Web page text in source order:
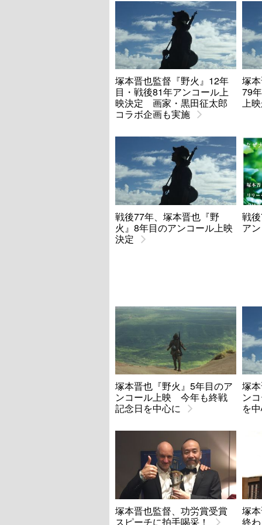
塚本晋也監督『野火』12年
目・戦後81年アンコール上
映決定 画家・黒田征太郎
コラボ企画も実施
塚
79
上
戦後77年、塚本晋也『野
火』8年目のアンコール上映
決定
戦
ア
塚本晋也『野火』5年目のア
ンコール上映 今年も終戦
記念日を中心に
塚
ン
を
塚本晋也監督、功労賞受賞
スピーチに拍手喝采！
塚
終